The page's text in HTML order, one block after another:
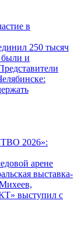
в
250 тысяч
были и
2026»:
арене
выставка-
выступил с